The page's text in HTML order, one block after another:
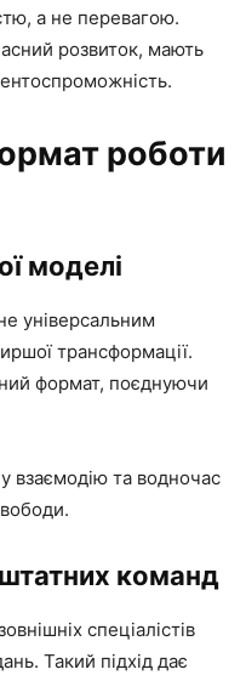
а не перевагою.
розвиток, мають
роботи
моделі
універсальним
трансформації.
формат, поєднуючи
взаємодію та водночас
команд
спеціалістів
Такий підхід дає